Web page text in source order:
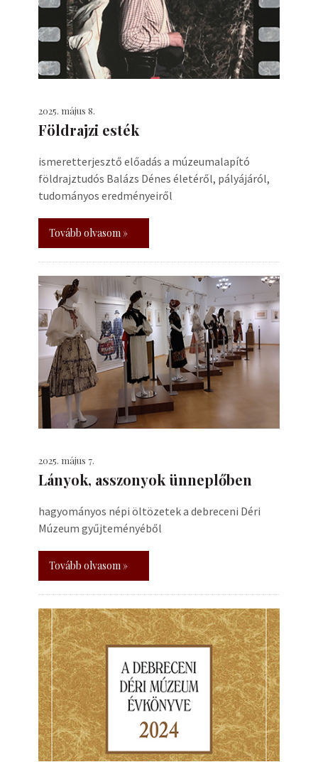
2025. május 8.
Földrajzi esték
ismeretterjesztő előadás a múzeumalapító
földrajztudós Balázs Dénes életéről, pályájáról,
tudományos eredményeiről
Tovább olvasom »
2025. május 7.
Lányok, asszonyok ünneplőben
hagyományos népi öltözetek a debreceni Déri
Múzeum gyűjteményéből
Tovább olvasom »